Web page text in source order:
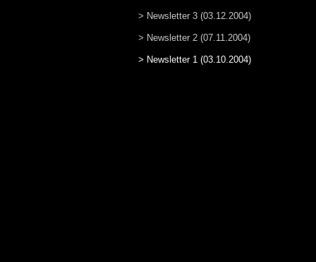
> Newsletter 3 (03.12.2004)
> Newsletter 2 (07.11.2004)
> Newsletter 1 (03.10.2004)